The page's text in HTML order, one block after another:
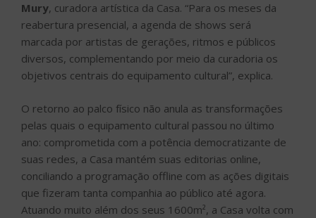
Mury, curadora artística da Casa. “Para os meses da
reabertura presencial, a agenda de shows será
marcada por artistas de gerações, ritmos e públicos
diversos, complementando por meio da curadoria os
objetivos centrais do equipamento cultural”, explica.
O retorno ao palco físico não anula as transformações
pelas quais o equipamento cultural passou no último
ano: comprometida com a potência democratizante de
suas redes, a Casa mantém suas editorias online,
conciliando a programação offline com as ações digitais
que fizeram tanta companhia ao público até agora.
Atuando muito além dos seus 1600m², a Casa volta com